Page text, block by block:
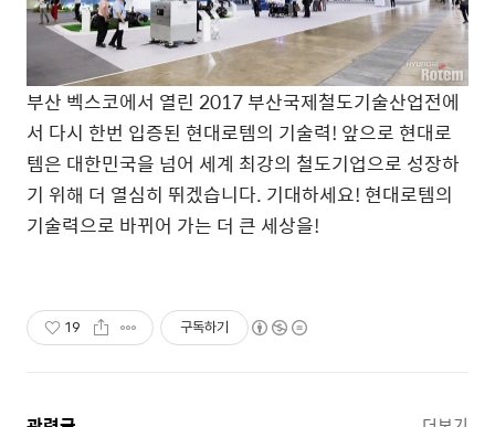
부산 벡스코에서 열린 2017 부산국제철도기술산업전에
서 다시 한번 입증된 현대로템의 기술력! 앞으로 현대로
템은 대한민국을 넘어 세계 최강의 철도기업으로 성장하
기 위해 더 열심히 뛰겠습니다. 기대하세요! 현대로템의
기술력으로 바뀌어 가는 더 큰 세상을!
19 구독하기